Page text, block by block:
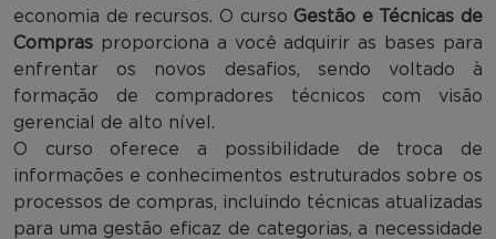
economia de recursos. O curso Gestão e Técnicas de
Compras proporciona a você adquirir as bases para
enfrentar os novos desafios, sendo voltado à
formação de compradores técnicos com visão
gerencial de alto nível.
O curso oferece a possibilidade de troca de
informações e conhecimentos estruturados sobre os
processos de compras, incluindo técnicas atualizadas
para uma gestão eficaz de categorias, a necessidade